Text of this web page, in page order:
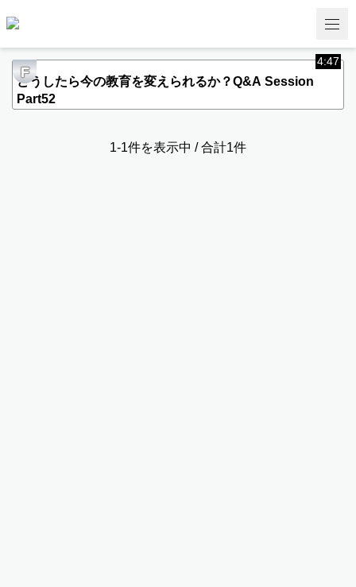
F
4:47
どうしたら今の教育を変えられるか？Q&A Session
Part52
1-1件を表示中 / 合計1件